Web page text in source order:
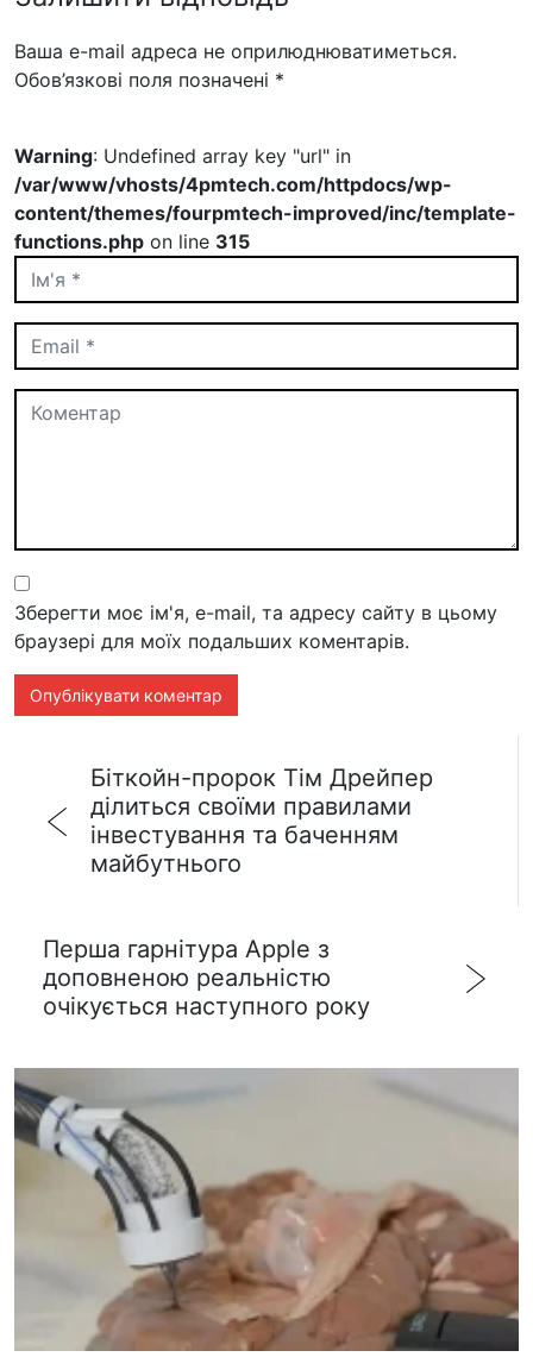
Ваша e-mail адреса не оприлюднюватиметься.
Обов’язкові поля позначені *
Warning: Undefined array key "url" in
/var/www/vhosts/4pmtech.com/httpdocs/wp-
content/themes/fourpmtech-improved/inc/template-
functions.php on line 315
Зберегти моє ім'я, e-mail, та адресу сайту в цьому
браузері для моїх подальших коментарів.
Біткойн-пророк Тім Дрейпер
ділиться своїми правилами
інвестування та баченням
майбутнього
Перша гарнітура Apple з
доповненою реальністю
очікується наступного року